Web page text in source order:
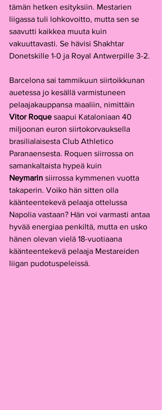
tämän hetken esityksiin. Mestarien
liigassa tuli lohkovoitto, mutta sen se
saavutti kaikkea muuta kuin
vakuuttavasti. Se hävisi Shakhtar
Donetskille 1-0 ja Royal Antwerpille 3-2.
Barcelona sai tammikuun siirtoikkunan
auetessa jo kesällä varmistuneen
pelaajakauppansa maaliin, nimittäin
Vitor Roque saapui Kataloniaan 40
miljoonan euron siirtokorvauksella
brasilialaisesta Club Athletico
Paranaensesta. Roquen siirrossa on
samankaltaista hypeä kuin
Neymarin siirrossa kymmenen vuotta
takaperin. Voiko hän sitten olla
käänteentekevä pelaaja ottelussa
Napolia vastaan? Hän voi varmasti antaa
hyvää energiaa penkiltä, mutta en usko
hänen olevan vielä 18-vuotiaana
käänteentekevä pelaaja Mestareiden
liigan pudotuspeleissä.